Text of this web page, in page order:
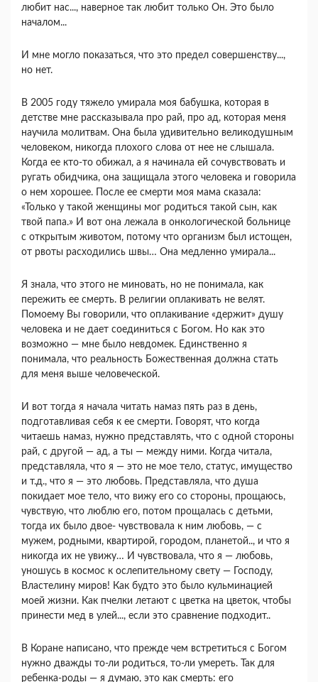
любит нас..., наверное так любит только Он. Это было
началом...
И мне могло показаться, что это предел совершенству...,
но нет.
В 2005 году тяжело умирала моя бабушка, которая в
детстве мне рассказывала про рай, про ад, которая меня
научила молитвам. Она была удивительно великодушным
человеком, никогда плохого слова от нее не слышала.
Когда ее кто-то обижал, а я начинала ей сочувствовать и
ругать обидчика, она защищала этого человека и говорила
о нем хорошее. После ее смерти моя мама сказала:
«Только у такой женщины мог родиться такой сын, как
твой папа.» И вот она лежала в онкологической больнице
с открытым животом, потому что организм был истощен,
от рвоты расходились швы… Она медленно умирала...
Я знала, что этого не миновать, но не понимала, как
пережить ее смерть. В религии оплакивать не велят.
Помоему Вы говорили, что оплакивание «держит» душу
человека и не дает соединиться с Богом. Но как это
возможно — мне было невдомек. Единственно я
понимала, что реальность Божественная должна стать
для меня выше человеческой.
И вот тогда я начала читать намаз пять раз в день,
подготавливая себя к ее смерти. Говорят, что когда
читаешь намаз, нужно представлять, что с одной стороны
рай, с другой — ад, а ты — между ними. Когда читала,
представляла, что я — это не мое тело, статус, имущество
и т.д., что я — это любовь. Представляла, что душа
покидает мое тело, что вижу его со стороны, прощаюсь,
чувствую, что люблю его, потом прощалась с детьми,
тогда их было двое- чувствовала к ним любовь, — с
мужем, родными, квартирой, городом, планетой.., и что я
никогда их не увижу… И чувствовала, что я — любовь,
уношусь в космос к ослепительному свету — Господу,
Властелину миров! Как будто это было кульминацией
моей жизни. Как пчелки летают с цветка на цветок, чтобы
принести мед в улей..., если это сравнение подходит..
В Коране написано, что прежде чем встретиться с Богом
нужно дважды то-ли родиться, то-ли умереть. Так для
ребенка-роды — я думаю, это как смерть: его